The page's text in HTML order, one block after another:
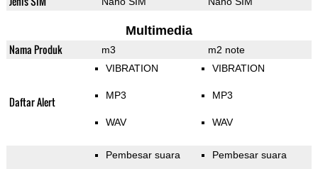
Multimedia
Nama Produk m3 m2 note
Daftar Alert
VIBRATION
MP3
WAV
VIBRATION
MP3
WAV
Pembesar suara Pembesar suara